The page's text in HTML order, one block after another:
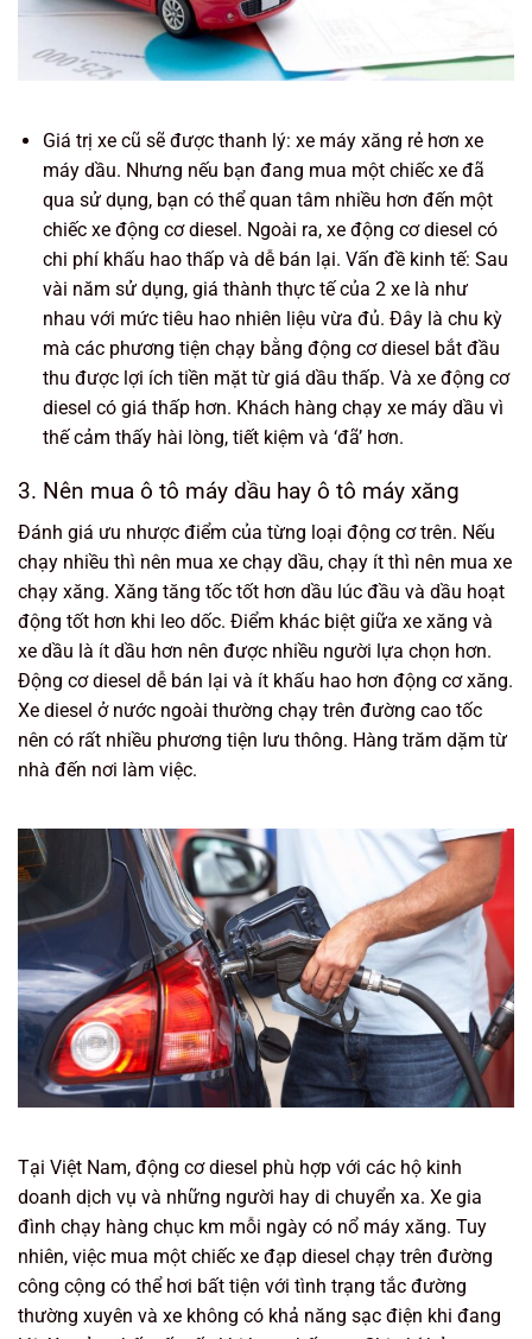
Giá trị xe cũ sẽ được thanh lý: xe máy xăng rẻ hơn xe
máy dầu. Nhưng nếu bạn đang mua một chiếc xe đã
qua sử dụng, bạn có thể quan tâm nhiều hơn đến một
chiếc xe động cơ diesel. Ngoài ra, xe động cơ diesel có
chi phí khấu hao thấp và dễ bán lại. Vấn đề kinh tế: Sau
vài năm sử dụng, giá thành thực tế của 2 xe là như
nhau với mức tiêu hao nhiên liệu vừa đủ. Đây là chu kỳ
mà các phương tiện chạy bằng động cơ diesel bắt đầu
thu được lợi ích tiền mặt từ giá dầu thấp. Và xe động cơ
diesel có giá thấp hơn. Khách hàng chạy xe máy dầu vì
thế cảm thấy hài lòng, tiết kiệm và ‘đã’ hơn.
3. Nên mua ô tô máy dầu hay ô tô máy xăng
Đánh giá ưu nhược điểm của từng loại động cơ trên. Nếu
chạy nhiều thì nên mua xe chạy dầu, chạy ít thì nên mua xe
chạy xăng. Xăng tăng tốc tốt hơn dầu lúc đầu và dầu hoạt
động tốt hơn khi leo dốc. Điểm khác biệt giữa xe xăng và
xe dầu là ít dầu hơn nên được nhiều người lựa chọn hơn.
Động cơ diesel dễ bán lại và ít khấu hao hơn động cơ xăng.
Xe diesel ở nước ngoài thường chạy trên đường cao tốc
nên có rất nhiều phương tiện lưu thông. Hàng trăm dặm từ
nhà đến nơi làm việc.
Tại Việt Nam, động cơ diesel phù hợp với các hộ kinh
doanh dịch vụ và những người hay di chuyển xa. Xe gia
đình chạy hàng chục km mỗi ngày có nổ máy xăng. Tuy
nhiên, việc mua một chiếc xe đạp diesel chạy trên đường
công cộng có thể hơi bất tiện với tình trạng tắc đường
thường xuyên và xe không có khả năng sạc điện khi đang